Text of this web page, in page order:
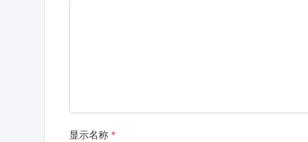
显示名称 *